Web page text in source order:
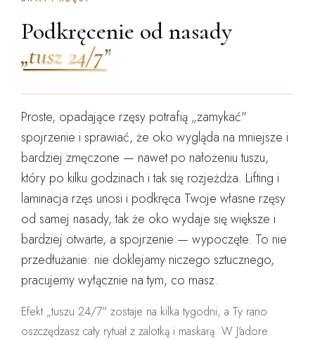
Podkręcenie od nasady
„tusz 24/7”
Proste, opadające rzęsy potrafią „zamykać"
spojrzenie i sprawiać, że oko wygląda na mniejsze i
bardziej zmęczone — nawet po nałożeniu tuszu,
który po kilku godzinach i tak się rozjeżdża. Lifting i
laminacja rzęs unosi i podkręca Twoje własne rzęsy
od samej nasady, tak że oko wydaje się większe i
bardziej otwarte, a spojrzenie — wypoczęte. To nie
przedłużanie: nie doklejamy niczego sztucznego,
pracujemy wyłącznie na tym, co masz.
Efekt „tuszu 24/7" zostaje na kilka tygodni, a Ty rano
oszczędzasz cały rytuał z zalotką i maskarą. W J'adore